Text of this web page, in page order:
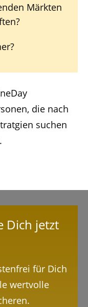
Märkten
die nach
suchen
Dich jetzt
für Dich
wertvolle